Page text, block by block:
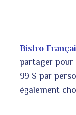
Bistro
partager pour
99 $ par
également